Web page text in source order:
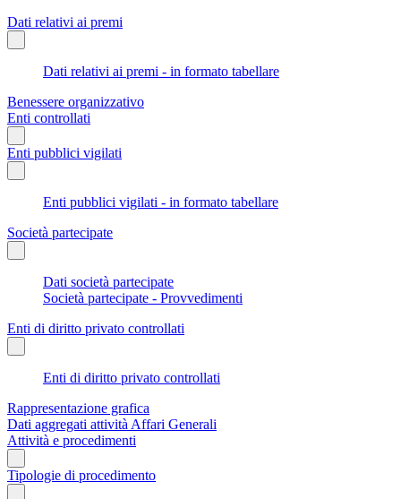
Dati relativi ai premi
Dati relativi ai premi - in formato tabellare
Benessere organizzativo
Enti controllati
Enti pubblici vigilati
Enti pubblici vigilati - in formato tabellare
Società partecipate
Dati società partecipate
Società partecipate - Provvedimenti
Enti di diritto privato controllati
Enti di diritto privato controllati
Rappresentazione grafica
Dati aggregati attività Affari Generali
Attività e procedimenti
Tipologie di procedimento